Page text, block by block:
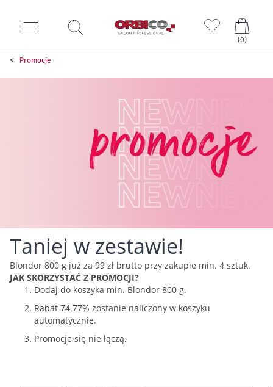
(0)
Promocje
Taniej w zestawie!
Blondor 800 g już za 99 zł brutto przy zakupie min. 4 sztuk.
JAK SKORZYSTAĆ Z PROMOCJI?
Dodaj do koszyka min. Blondor 800 g.
Rabat 74.77% zostanie naliczony w koszyku
automatycznie.
Promocje się nie łączą.